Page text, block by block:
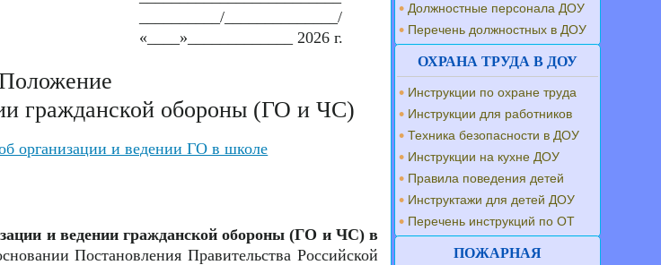
__________/______________/
«____»_____________ 2026 г.
гражданской обороны (ГО и ЧС)
организации и ведении ГО в школе
и ведении гражданской обороны (ГО и ЧС) в
Постановления Правительства Российской
Должностные персонала ДОУ
Перечень должностных в ДОУ
ОХРАНА ТРУДА В ДОУ
Инструкции по охране труда
Инструкции для работников
Техника безопасности в ДОУ
Инструкции на кухне ДОУ
Правила поведения детей
Инструктажи для детей ДОУ
Перечень инструкций по ОТ
ПОЖАРНАЯ